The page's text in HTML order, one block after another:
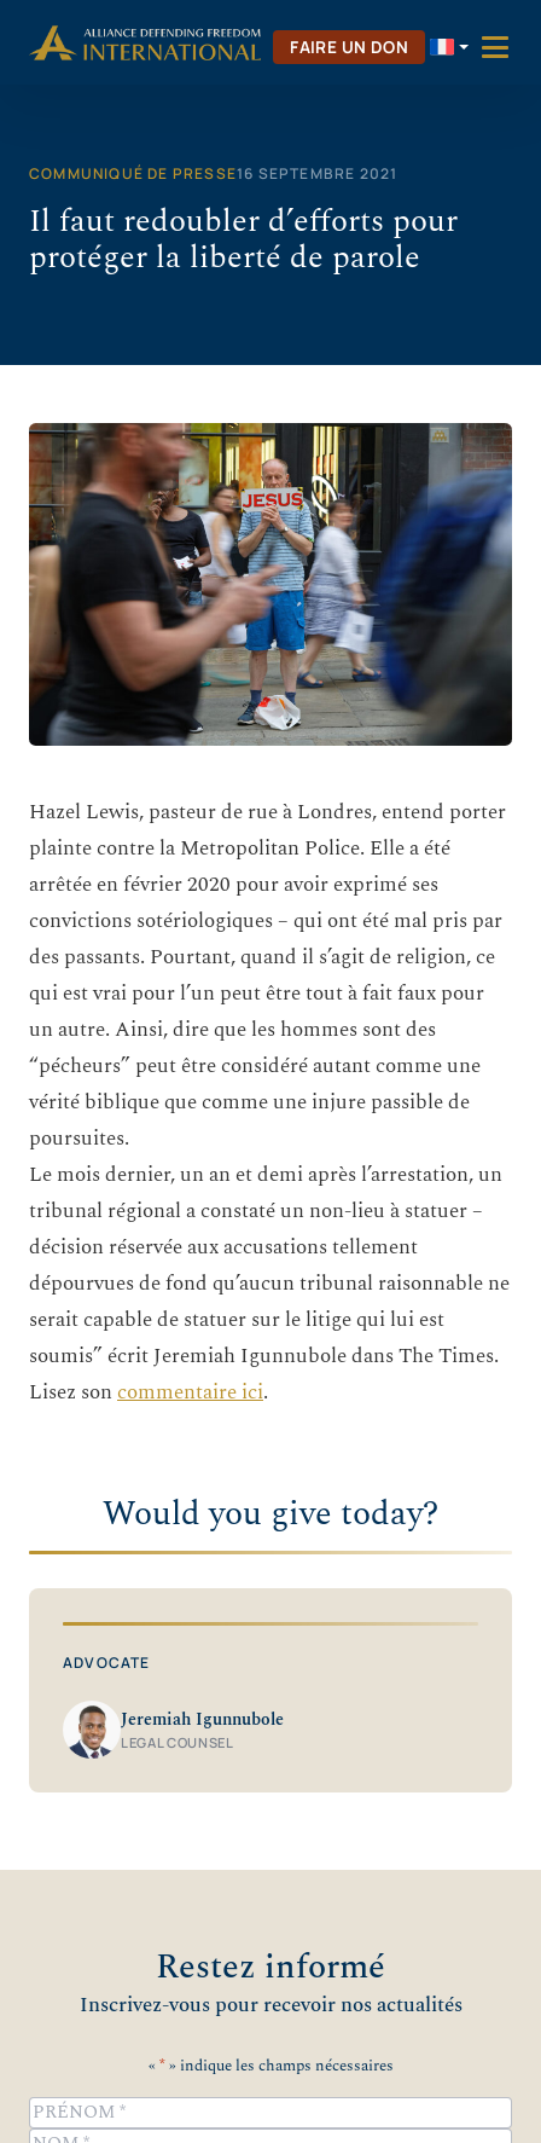
FAIRE UN DON
COMMUNIQUÉ DE PRESSE16 SEPTEMBRE 2021
Il faut redoubler d’efforts pour
protéger la liberté de parole
Hazel Lewis, pasteur de rue à Londres, entend porter
plainte contre la Metropolitan Police. Elle a été
arrêtée en février 2020 pour avoir exprimé ses
convictions sotériologiques – qui ont été mal pris par
des passants. Pourtant, quand il s’agit de religion, ce
qui est vrai pour l’un peut être tout à fait faux pour
un autre. Ainsi, dire que les hommes sont des
“pécheurs” peut être considéré autant comme une
vérité biblique que comme une injure passible de
poursuites.
Le mois dernier, un an et demi après l’arrestation, un
tribunal régional a constaté un non-lieu à statuer –
décision réservée aux accusations tellement
dépourvues de fond qu’aucun tribunal raisonnable ne
serait capable de statuer sur le litige qui lui est
soumis” écrit Jeremiah Igunnubole dans The Times.
Lisez soncommentaire ici.
Would you give today?
ADVOCATE
Jeremiah Igunnubole
LEGAL COUNSEL
Restez informé
Inscrivez-vous pour recevoir nos actualités
« *» indique les champs nécessaires
Name*